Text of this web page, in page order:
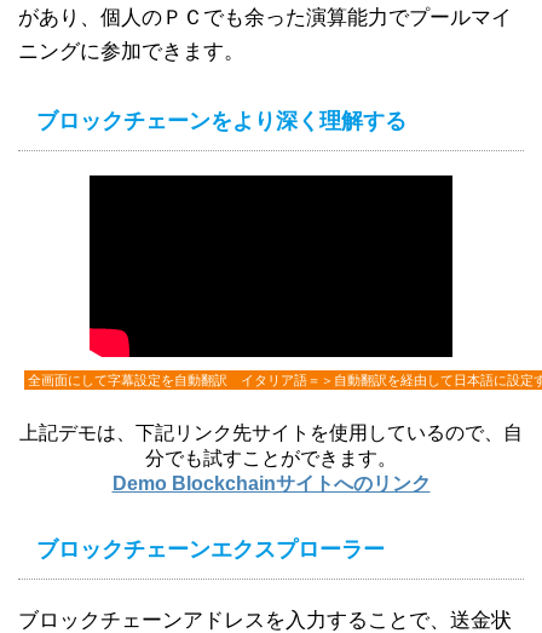
があり、個人のＰＣでも余った演算能力でプールマイ
ニングに参加できます。
ブロックチェーンをより深く理解する
全画面にして字幕設定を自動翻訳 イタリア語＝＞自動翻訳を経由して日本語に設定
上記デモは、下記リンク先サイトを使用しているので、自
分でも試すことができます。
Demo Blockchainサイトへのリンク
ブロックチェーンエクスプローラー
ブロックチェーンアドレスを入力することで、送金状